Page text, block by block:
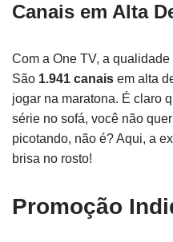
Canais em Alta
Com a One TV, a
São 1.941 canais em alta
jogar na maratona. É claro
série no sofá, você não
picotando, não é? Aqui, a
brisa no rosto!
Promoção